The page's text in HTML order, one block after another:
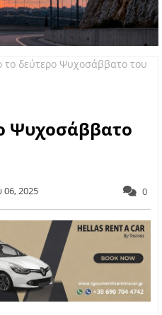
το δεύτερο Ψυχοσάββατο του
Ψυχοσάββατο
06, 2025 0